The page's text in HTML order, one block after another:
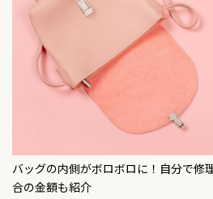
バッグの内側がボロボロに！自分で修
合の金額も紹介